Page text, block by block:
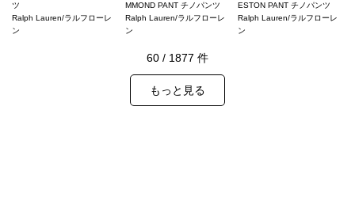
ツ
Ralph Lauren/ラルフローレ
ン
MMOND PANT チノパンツ
Ralph Lauren/ラルフローレ
ン
ESTON PANT チノパンツ
Ralph Lauren/ラルフローレ
ン
60 / 1877 件
もっと見る